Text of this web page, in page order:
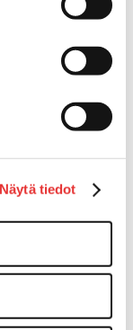
Näytä tiedot
ja